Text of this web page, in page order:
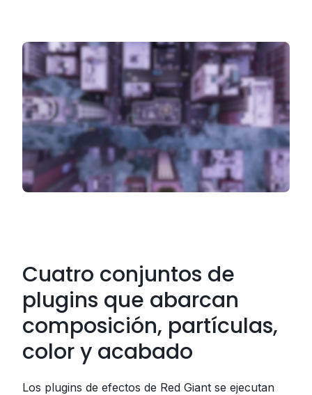
Cuatro conjuntos de
plugins que abarcan
composición, partículas,
color y acabado
Los plugins de efectos de Red Giant se ejecutan